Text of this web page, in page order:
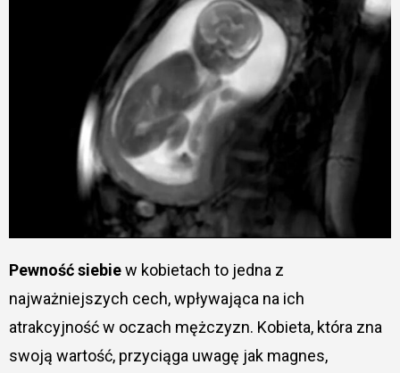
Pewność siebiew kobietach to jedna z
najważniejszych cech, wpływająca na ich
atrakcyjność w oczach mężczyzn. Kobieta, która zna
swoją wartość, przyciąga uwagę jak magnes,